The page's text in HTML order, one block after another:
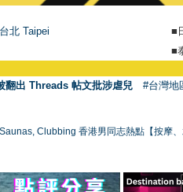
台北 Taipei ■
■
翻出 Threads 帖文批涉虐兒 #台灣地
Clubbing 香港男同志熱點【按摩、